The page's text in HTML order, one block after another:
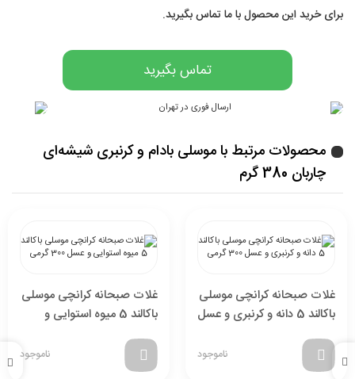
برای خرید این محصول با ما تماس بگیرید.
تماس بگیرید
محصولات مرتبط با موسلی بادام و کرنبری شیشه‌ای
چاربان 380 گرم
غلات صبحانه کرانچی موسلی
باکالند 5 دانه و کرنبری و عسل
300 گرمی
ناموجود
غلات صبحانه کرانچی موسلی
باکالند 5 میوه استوایی و
عسل 300 گرمی
ناموجود